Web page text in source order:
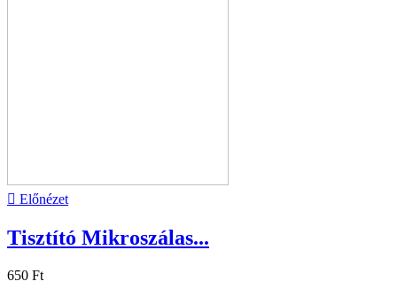
 Előnézet
Tisztító Mikroszálas...
650 Ft